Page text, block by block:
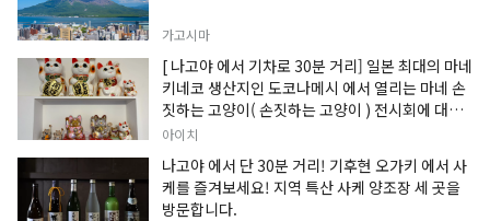
가고시마
[ 나고야 에서 기차로 30분 거리] 일본 최대의 마네
키네코 생산지인 도코나메시 에서 열리는 마네 손
짓하는 고양이( 손짓하는 고양이 ) 전시회에 대한
정보입니다.
아이치
나고야 에서 단 30분 거리! 기후현 오가키 에서 사
케를 즐겨보세요! 지역 특산 사케 양조장 세 곳을
방문합니다.